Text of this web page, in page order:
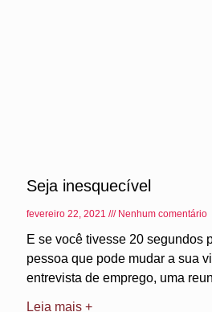
Seja inesquecível
fevereiro 22, 2021 Nenhum comentário
E se você tivesse 20 segundos
pessoa que pode mudar a sua
entrevista de emprego, uma
Leia mais +